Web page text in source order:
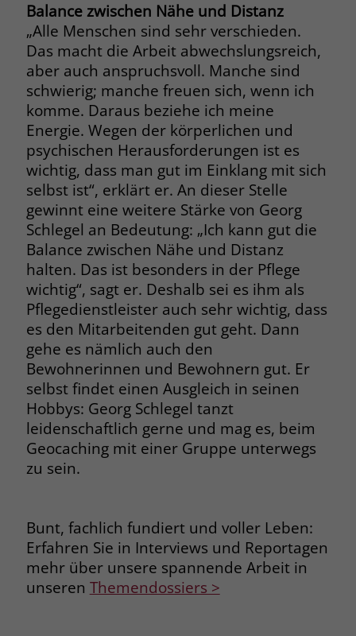
Balance zwischen Nähe und Distanz
„Alle Menschen sind sehr verschieden.
Das macht die Arbeit abwechslungsreich,
aber auch anspruchsvoll. Manche sind
schwierig; manche freuen sich, wenn ich
komme. Daraus beziehe ich meine
Energie. Wegen der körperlichen und
psychischen Herausforderungen ist es
wichtig, dass man gut im Einklang mit sich
selbst ist“, erklärt er. An dieser Stelle
gewinnt eine weitere Stärke von Georg
Schlegel an Bedeutung: „Ich kann gut die
Balance zwischen Nähe und Distanz
halten. Das ist besonders in der Pflege
wichtig“, sagt er. Deshalb sei es ihm als
Pflegedienstleister auch sehr wichtig, dass
es den Mitarbeitenden gut geht. Dann
gehe es nämlich auch den
Bewohnerinnen und Bewohnern gut. Er
selbst findet einen Ausgleich in seinen
Hobbys: Georg Schlegel tanzt
leidenschaftlich gerne und mag es, beim
Geocaching mit einer Gruppe unterwegs
zu sein.
Bunt, fachlich fundiert und voller Leben:
Erfahren Sie in Interviews und Reportagen
mehr über unsere spannende Arbeit in
unseren Themendossiers >